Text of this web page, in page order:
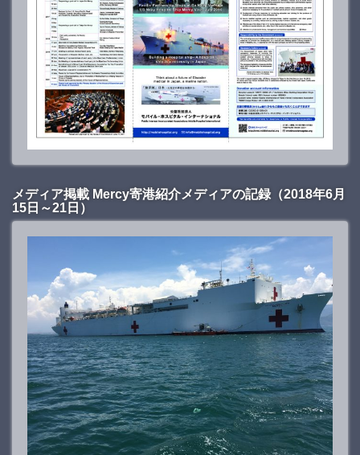
メディア掲載 Mercy寄港紹介メディアの記録（2018年6月
15日～21日）